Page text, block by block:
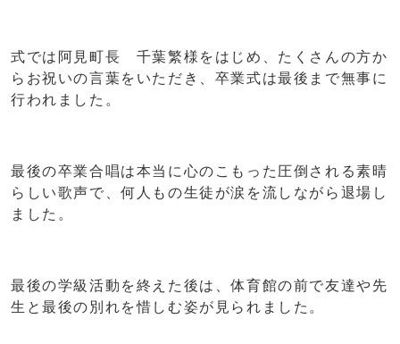
式では阿見町長 千葉繁様をはじめ、たくさんの方か
らお祝いの言葉をいただき、卒業式は最後まで無事に
行われました。
最後の卒業合唱は本当に心のこもった圧倒される素晴
らしい歌声で、何人もの生徒が涙を流しながら退場し
ました。
最後の学級活動を終えた後は、体育館の前で友達や先
生と最後の別れを惜しむ姿が見られました。